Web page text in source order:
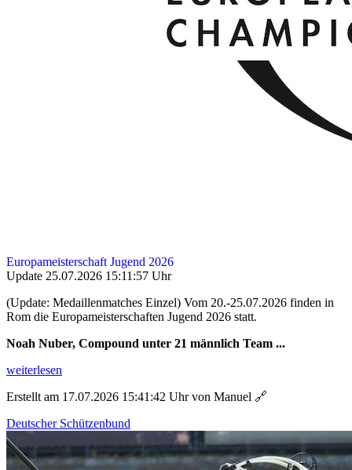
Europameisterschaft Jugend 2026
Update 25.07.2026 15:11:57 Uhr
(Update: Medaillenmatches Einzel) Vom 20.-25.07.2026 finden in
Rom die Europameisterschaften Jugend 2026 statt.
Noah Nuber, Compound unter 21 männlich Team ...
weiterlesen
Erstellt am 17.07.2026 15:41:42 Uhr von Manuel 🔗
Deutscher Schützenbund